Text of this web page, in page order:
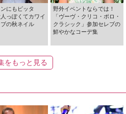
にもピッタ
っぽくてカワイ
の秋ネイル
野外イベントならでは！
「ヴーヴ・クリコ・ポロ・
クラシック」参加セレブの
鮮やかなコーデ集
をもっと見る